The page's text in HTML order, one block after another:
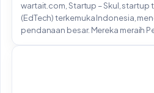
wartait.com, Startup – Skul,
(EdTech) terkemuka Indonesia,
pendanaan besar. Mereka meraih